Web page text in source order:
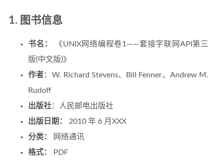
1. 图书信息
书名：
《UNIX网络编程卷1——套接字联网API第三
版(中文版)》
作者：W. Richard Stevens、Bill Fenner、Andrew M.
Rudoff
出版社：人民邮电出版社
出版日期：
2010 年 6 月XXX
分类：
网络通讯
格式：
PDF